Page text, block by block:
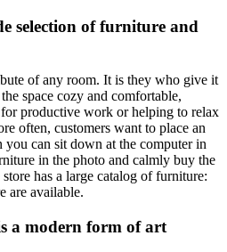
selection of furniture and
of any room. It is they who give it
space cozy and comfortable,
productive work or helping to relax
often, customers want to place an
can sit down at the computer in
in the photo and calmly buy the
has a large catalog of furniture:
are available.
a modern form of art